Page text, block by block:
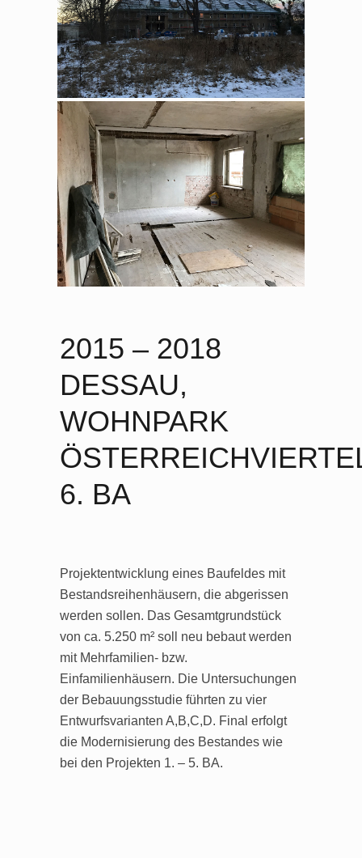
2015 – 2018
DESSAU,
WOHNPARK
6. BA
Projektentwicklung eines Baufeldes mit
Bestandsreihenhäusern, die abgerissen
werden sollen. Das Gesamtgrundstück
von ca. 5.250 m² soll neu bebaut werden
mit Mehrfamilien- bzw.
Einfamilienhäusern. Die Untersuchungen
der Bebauungsstudie führten zu vier
Entwurfsvarianten A,B,C,D. Final erfolgt
die Modernisierung des Bestandes wie
bei den Projekten 1. – 5. BA.